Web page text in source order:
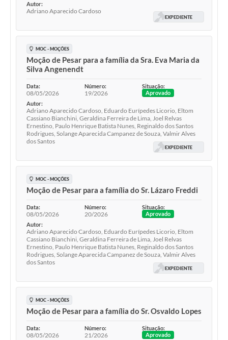
Autor:
Adriano Aparecido Cardoso
EXPEDIENTE
MOC - MOÇÕES
Moção de Pesar para a família da Sra. Eva Maria da
Silva Angenendt
Data:
08/05/2026
Número:
19/2026
Situação:
Aprovado
Autor:
Adriano Aparecido Cardoso, Eduardo Eurípedes Licorio, Eltom
Cassiano Bianchini, Geraldina Ferreira de Lima, Joel Relvas
Ernestino, Paulo Henrique Batista Nunes, Reginaldo dos Santos
Rodrigues, Solange Aparecida Campanez de Souza, Valmir Alves
dos Santos
EXPEDIENTE
MOC - MOÇÕES
Moção de Pesar para a família do Sr. Lázaro Freddi
Data:
08/05/2026
Número:
20/2026
Situação:
Aprovado
Autor:
Adriano Aparecido Cardoso, Eduardo Eurípedes Licorio, Eltom
Cassiano Bianchini, Geraldina Ferreira de Lima, Joel Relvas
Ernestino, Paulo Henrique Batista Nunes, Reginaldo dos Santos
Rodrigues, Solange Aparecida Campanez de Souza, Valmir Alves
dos Santos
EXPEDIENTE
MOC - MOÇÕES
Moção de Pesar para a família do Sr. Osvaldo Lopes
Data:
08/05/2026
Número:
21/2026
Situação:
Aprovado